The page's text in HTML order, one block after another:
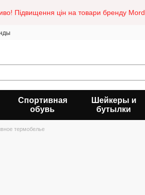
Підвищення цін на товари бренду
Спортивная
обувь
Шейкеры и
бутылки
термобелье